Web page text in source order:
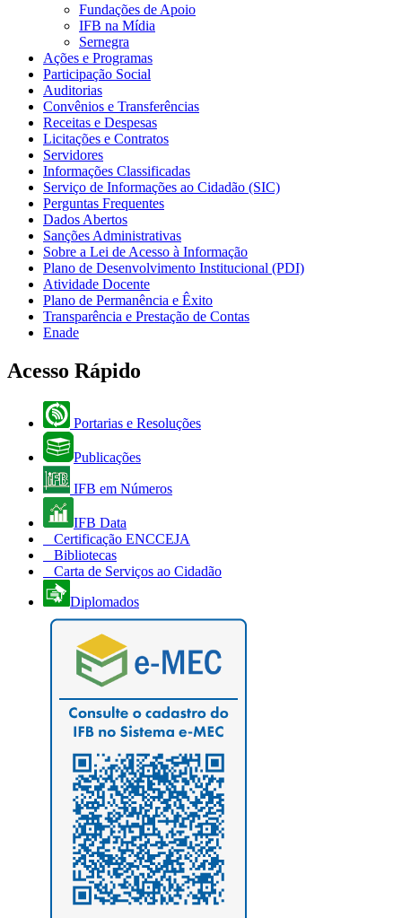
Fundações de Apoio
IFB na Mídia
Sernegra
Ações e Programas
Participação Social
Auditorias
Convênios e Transferências
Receitas e Despesas
Licitações e Contratos
Servidores
Informações Classificadas
Serviço de Informações ao Cidadão (SIC)
Perguntas Frequentes
Dados Abertos
Sanções Administrativas
Sobre a Lei de Acesso à Informação
Plano de Desenvolvimento Institucional (PDI)
Atividade Docente
Plano de Permanência e Êxito
Transparência e Prestação de Contas
Enade
Acesso Rápido
Portarias e Resoluções
Publicações
IFB em Números
IFB Data
Certificação ENCCEJA
Bibliotecas
Carta de Serviços ao Cidadão
Diplomados